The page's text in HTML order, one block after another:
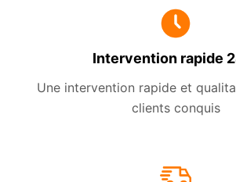
Intervention rapide
Une intervention rapide et
clients conquis